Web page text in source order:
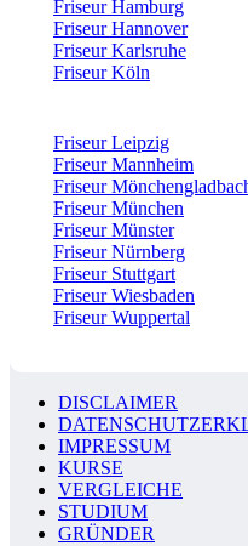
Friseur Hamburg
Friseur Hannover
Friseur Karlsruhe
Friseur Köln
Friseur Leipzig
Friseur Mannheim
Friseur
Friseur München
Friseur Münster
Friseur Nürnberg
Friseur Stuttgart
Friseur Wiesbaden
Friseur Wuppertal
DISCLAIMER
IMPRESSUM
KURSE
VERGLEICHE
STUDIUM
GRÜNDER